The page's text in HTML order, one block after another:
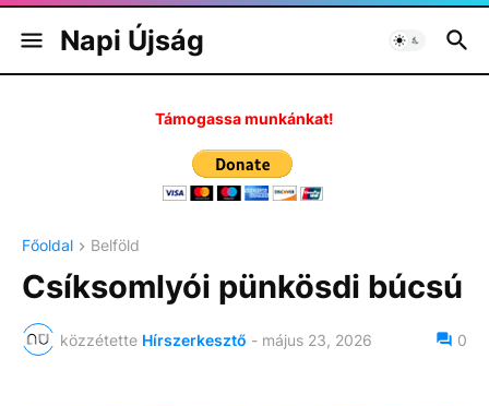
Napi Újság
Támogassa munkánkat!
Főoldal Belföld
Csíksomlyói pünkösdi búcsú
közzétette Hírszerkesztő - május 23, 2026 0